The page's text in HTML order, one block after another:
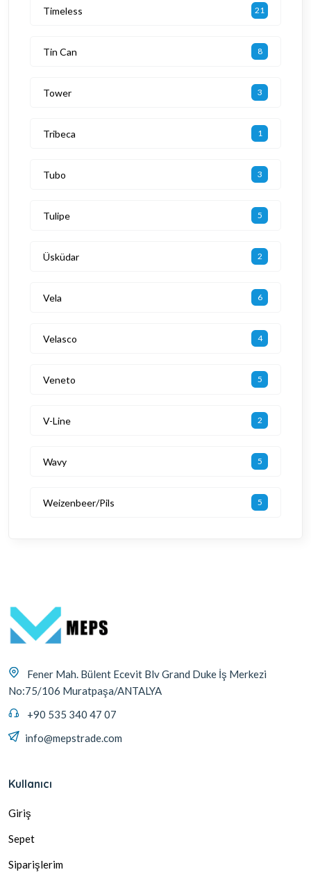
Timeless 21
Tin Can 8
Tower 3
Tribeca 1
Tubo 3
Tulipe 5
Üsküdar 2
Vela 6
Velasco 4
Veneto 5
V-Line 2
Wavy 5
Weizenbeer/Pils 5
Fener Mah. Bülent Ecevit Blv Grand Duke İş Merkezi
No:75/106 Muratpaşa/ANTALYA
+90 535 340 47 07
info@mepstrade.com
Kullanıcı
Giriş
Sepet
Siparişlerim